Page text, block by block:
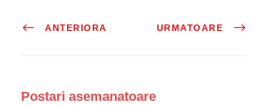
ANTERIORA URMATOARE
Postari asemanatoare